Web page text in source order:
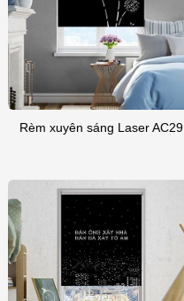
Rèm xuyên sáng Laser AC29